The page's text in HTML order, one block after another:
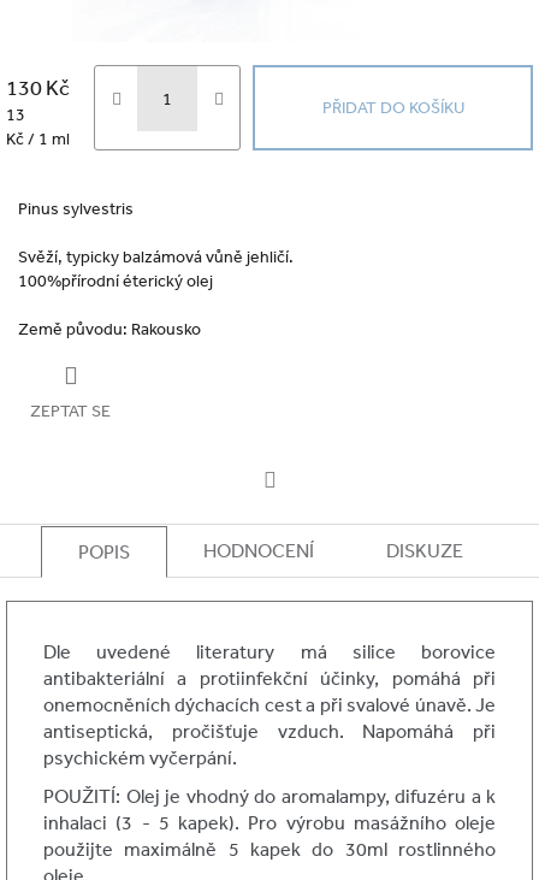
130 Kč
Měrná
cena:
13
Kč / 1 ml
PŘIDAT DO KOŠÍKU
Pinus sylvestris
Svěží, typicky balzámová vůně jehličí.
100%přírodní éterický olej
Země původu: Rakousko
ZEPTAT SE
POPIS HODNOCENÍ DISKUZE
Dle uvedené literatury má silice borovice
antibakteriální a protiinfekční účinky, pomáhá při
onemocněních dýchacích cest a při svalové únavě. Je
antiseptická, pročišťuje vzduch. Napomáhá při
psychickém vyčerpání.
POUŽITÍ: Olej je vhodný do aromalampy, difuzéru a k
inhalaci (3 - 5 kapek). Pro výrobu masážního oleje
použijte maximálně 5 kapek do 30ml rostlinného
oleje.